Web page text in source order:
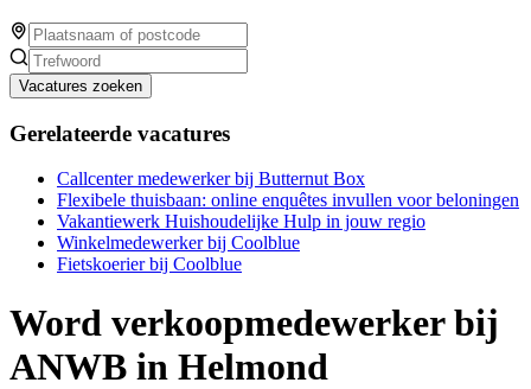
Vacatures zoeken
Gerelateerde vacatures
Callcenter medewerker bij Butternut Box
Flexibele thuisbaan: online enquêtes invullen voor beloningen
Vakantiewerk Huishoudelijke Hulp in jouw regio
Winkelmedewerker bij Coolblue
Fietskoerier bij Coolblue
Word verkoopmedewerker bij
ANWB in Helmond